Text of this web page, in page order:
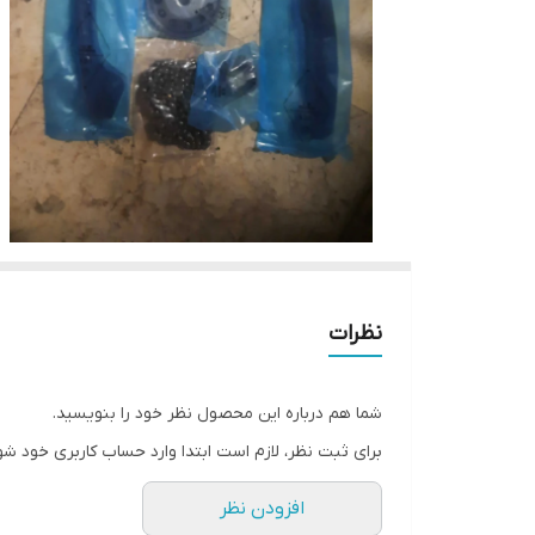
نظرات
شما هم درباره این محصول نظر خود را بنویسید.
برای ثبت نظر، لازم است ابتدا وارد حساب کاربری خود
افزودن نظر